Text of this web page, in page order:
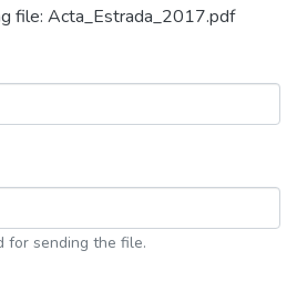
file: Acta_Estrada_2017.pdf
for sending the file.